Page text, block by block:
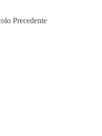
Precedente